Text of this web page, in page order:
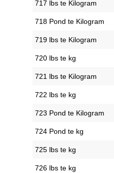
717 lbs te Kilogram
718 Pond te Kilogram
719 lbs te Kilogram
720 lbs te kg
721 lbs te Kilogram
722 lbs te kg
723 Pond te Kilogram
724 Pond te kg
725 lbs te kg
726 lbs te kg